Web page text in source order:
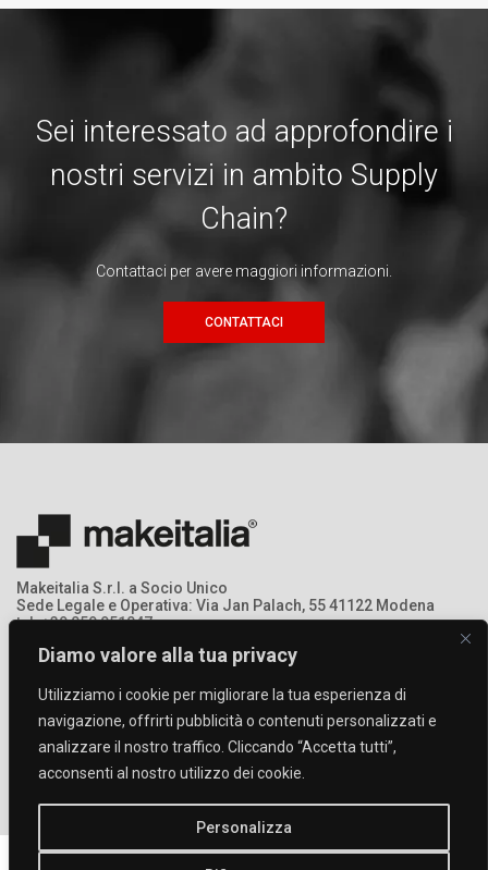
Diamo valore alla tua privacy
Utilizziamo i cookie per migliorare la tua esperienza di
navigazione, offrirti pubblicità o contenuti personalizzati e
analizzare il nostro traffico. Cliccando “Accetta tutti”,
acconsenti al nostro utilizzo dei cookie.
Personalizza
Sei interessato ad approfondire i
nostri servizi in ambito Supply
Chain?
Contattaci per avere maggiori informazioni.
CONTATTACI
Makeitalia S.r.l. a Socio Unico
Sede Legale e Operativa: Via Jan Palach, 55 41122 Modena
tel: +39 059 951047
P.IVA:03213690369 - Registro Imprese: MO – 368378